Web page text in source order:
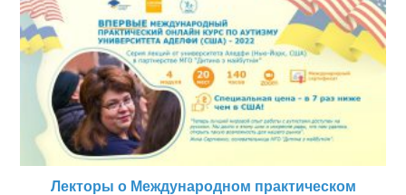
Лекторы о Международном практическом